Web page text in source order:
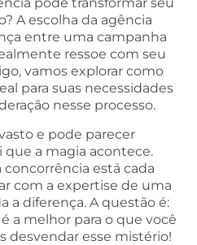
A escolha da agência
entre uma campanha
ressoe com seu
vamos explorar como
para suas necessidades
nesse processo.
e pode parecer
a magia acontece.
está cada
com a expertise de uma
a diferença. A questão é:
a melhor para o que você
desvendar esse mistério!